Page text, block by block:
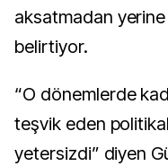
aksatmadan yerine
belirtiyor.
“O dönemlerde
teşvik eden
yetersizdi” diyen